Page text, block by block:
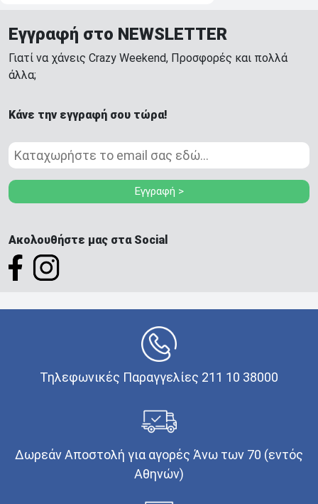
Εγγραφή στο NEWSLETTER
Γιατί να χάνεις Crazy Weekend, Προσφορές και πολλά
άλλα;
Κάνε την εγγραφή σου τώρα!
Εγγραφή >
Ακολουθήστε μας στα Social
Τηλεφωνικές Παραγγελίες 211 10 38000
Δωρεάν Αποστολή για αγορές Άνω των 70 (εντός
Αθηνών)